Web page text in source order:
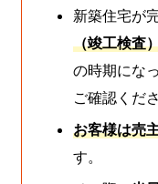
新築住宅が
（竣工検査
の時期にな
ご確認くだ
お客様は売
す。